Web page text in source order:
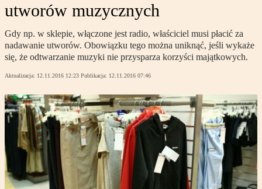
utworów muzycznych
Gdy np. w sklepie, włączone jest radio, właściciel musi płacić za
nadawanie utworów. Obowiązku tego można uniknąć, jeśli wykaże
się, że odtwarzanie muzyki nie przysparza korzyści majątkowych.
Aktualizacja: 12.11.2016 12:23 Publikacja: 12.11.2016 07:46